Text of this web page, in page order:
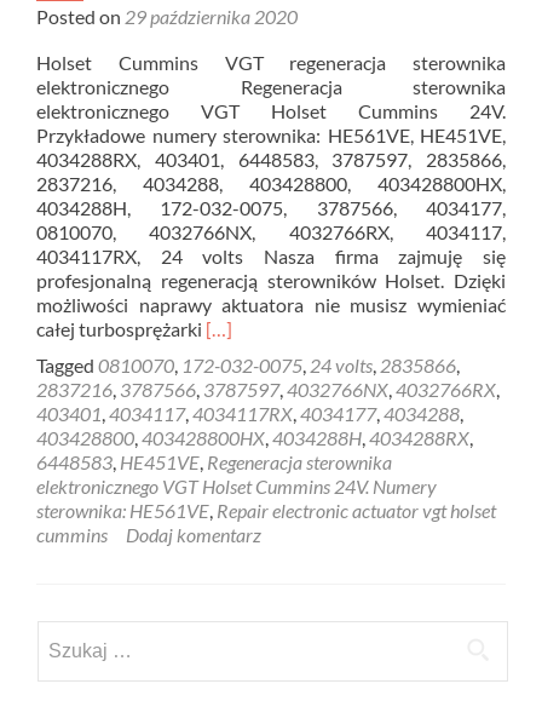
Posted on 29 października 2020
Holset Cummins VGT regeneracja sterownika
elektronicznego Regeneracja sterownika
elektronicznego VGT Holset Cummins 24V.
Przykładowe numery sterownika: HE561VE, HE451VE,
4034288RX, 403401, 6448583, 3787597, 2835866,
2837216, 4034288, 403428800, 403428800HX,
4034288H, 172-032-0075, 3787566, 4034177,
0810070, 4032766NX, 4032766RX, 4034117,
4034117RX, 24 volts Nasza firma zajmuję się
profesjonalną regeneracją sterowników Holset. Dzięki
możliwości naprawy aktuatora nie musisz wymieniać
całej turbosprężarki Read
about
Holset
Cummins
VGT
regeneracja
sterownika
elektronicznego
[…]
Tagged 0810070, 172-032-0075, 24 volts, 2835866,
2837216, 3787566, 3787597,4032766NX,4032766RX,
403401,4034117,4034117RX,4034177,4034288,
403428800,403428800HX,4034288H,4034288RX,
6448583, HE451VE, Regeneracja sterownika
elektronicznego VGT Holset Cummins 24V. Numery
sterownika: HE561VE, Repair electronic actuator vgt holset
cummins
Dodaj komentarz